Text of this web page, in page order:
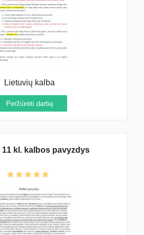
Lietuvių kalba
Peržiūrėti darbą
11 kl. kalbos pavyzdys